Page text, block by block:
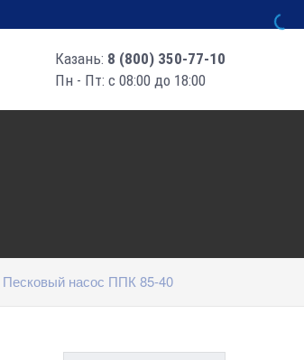
Казань: 8 (800) 350-77-10
Пн - Пт: с 08:00 до 18:00
Песковый насос ППК 85-40